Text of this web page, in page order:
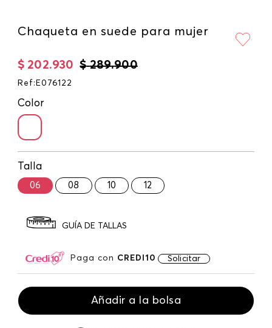
Chaqueta en suede para mujer
$ 289.900
$ 202.930
Ref : E076122
Color
Talla
06 08 10 12
GUÍA DE TALLAS
Paga con CREDI10 Solicitar
Añadir a la bolsa